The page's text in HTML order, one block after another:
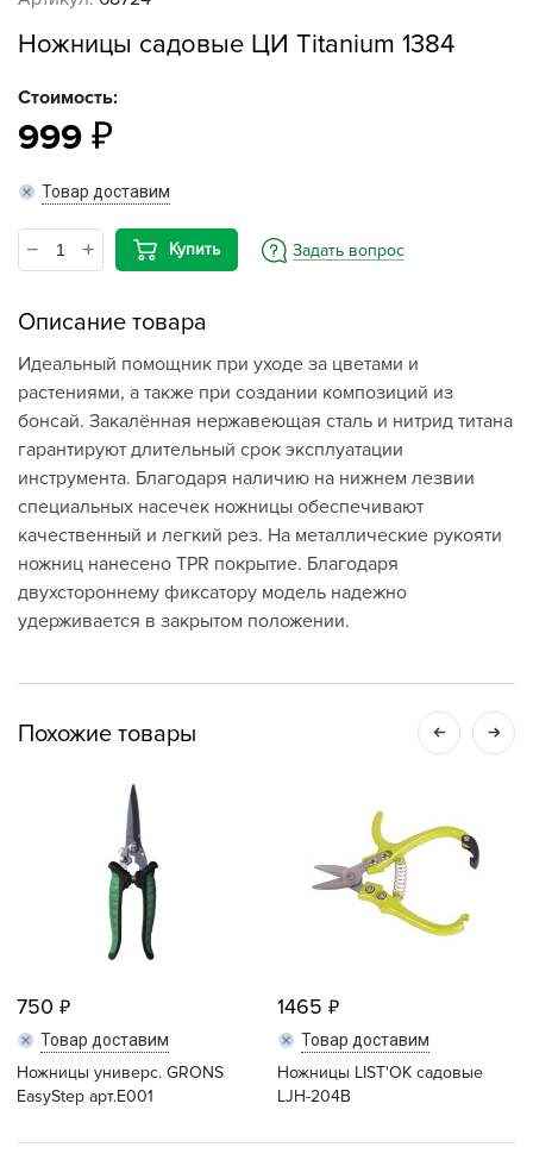
Ножницы садовые ЦИ Titanium 1384
Стоимость:
999
Товар доставим
Купить Задать вопрос
Описание товара
Идеальный помощник при уходе за цветами и
растениями, а также при создании композиций из
бонсай. Закалённая нержавеющая сталь и нитрид титана
гарантируют длительный срок эксплуатации
инструмента. Благодаря наличию на нижнем лезвии
специальных насечек ножницы обеспечивают
качественный и легкий рез. На металлические рукояти
ножниц нанесено TPR покрытие. Благодаря
двухстороннему фиксатору модель надежно
удерживается в закрытом положении.
Похожие товары
750
Товар доставим
Ножницы универс. GRONS
EasyStep арт.E001
1465
Товар доставим
Ножницы LIST'OK садовые
LJH-204В